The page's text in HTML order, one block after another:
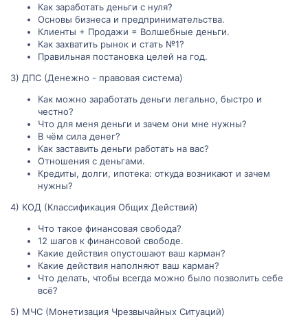
Как заработать деньги с нуля?
Основы бизнеса и предпринимательства.
Клиенты + Продажи = Волшебные деньги.
Как захватить рынок и стать №1?
Правильная постановка целей на год.
3) ДПС (Денежно - правовая система)
Как можно заработать деньги легально, быстро и
честно?
Что для меня деньги и зачем они мне нужны?
В чём сила денег?
Как заставить деньги работать на вас?
Отношения с деньгами.
Кредиты, долги, ипотека: откуда возникают и зачем
нужны?
4) КОД (Классификация Общих Действий)
Что такое финансовая свобода?
12 шагов к финансовой свободе.
Какие действия опустошают ваш карман?
Какие действия наполняют ваш карман?
Что делать, чтобы всегда можно было позволить себе
всё?
5) МЧС (Монетизация Чрезвычайных Ситуаций)